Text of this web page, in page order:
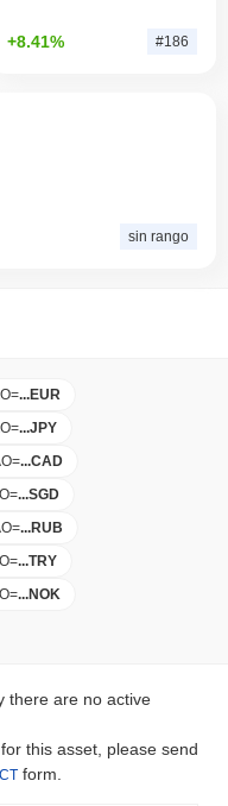
+8.41% #186
sin rango
=...EUR
=...JPY
=...CAD
=...SGD
=...RUB
=...TRY
=...NOK
there are no active
this asset, please send
form.